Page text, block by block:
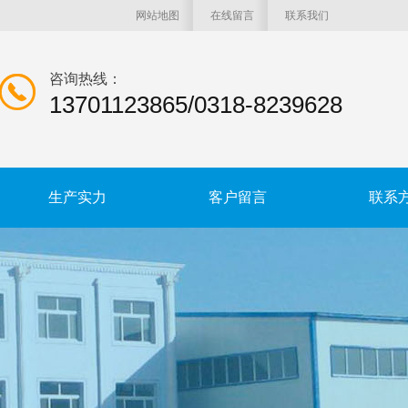
网站地图 在线留言 联系我们
咨询热线：
13701123865/0318-8239628
生产实力 客户留言 联系